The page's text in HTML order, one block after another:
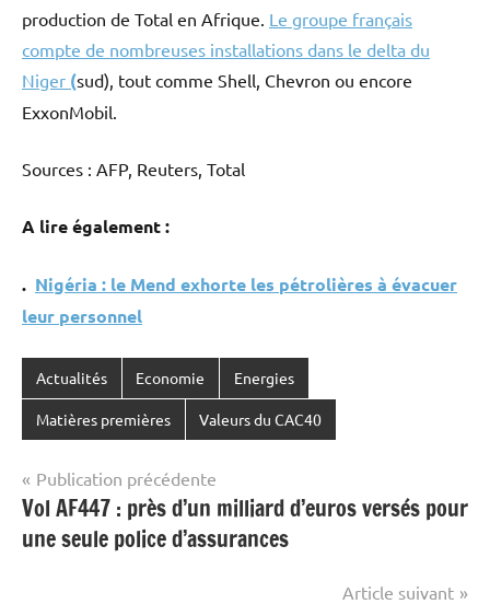
production de Total en Afrique. Le groupe français
compte de nombreuses installations dans le delta du
Niger (sud), tout comme Shell, Chevron ou encore
ExxonMobil.
Sources : AFP, Reuters, Total
A lire également :
. Nigéria : le Mend exhorte les pétrolières à évacuer
leur personnel
Actualités Economie Energies
Matières premières Valeurs du CAC40
Navigation
de
l’article
Publication précédente
Vol AF447 : près d’un milliard d’euros versés pour
une seule police d’assurances
Article suivant